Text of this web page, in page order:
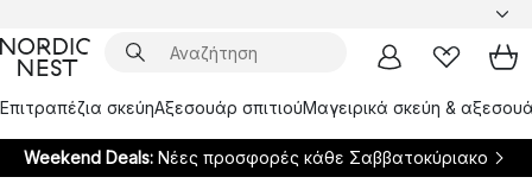
Επιτραπέζια σκεύηΑξεσουάρ σπιτιούΜαγειρικά σκεύη &
Weekend Deals: Νέες προσφορές κάθε Σαββατοκύριακο